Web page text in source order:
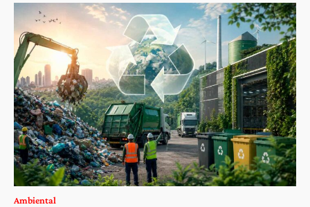
Ambiental